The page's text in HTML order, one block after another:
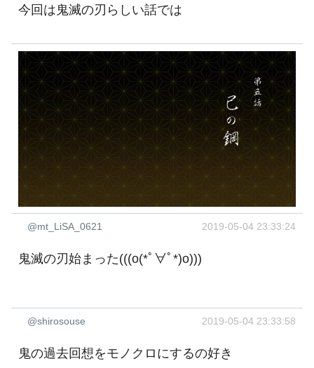
今回は鬼滅の刃らしい話では
@mt_LiSA_0621 2019-05-04 23:33:24
鬼滅の刃始まった(((o(*ﾟ∀ﾟ*)o)))
@shirosouse 2019-05-04 23:33:58
鬼の過去回想をモノクロにするの好き